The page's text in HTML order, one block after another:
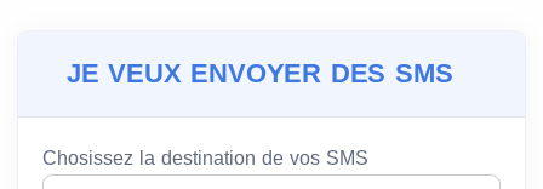
JE VEUX ENVOYER DES SMS
Chosissez la destination de vos SMS